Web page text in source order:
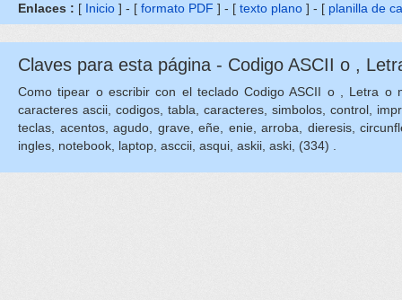
Enlaces : [ Inicio ] - [ formato PDF ] - [ texto plano ] - [ planilla de
Claves para esta página - Codigo ASCII o ,
Como tipear o escribir con el teclado Codigo ASCII o , Letra o
caracteres ascii, codigos, tabla, caracteres, simbolos, control,
teclas, acentos, agudo, grave, eñe, enie, arroba, dieresis,
ingles, notebook, laptop, asccii, asqui, askii, aski, (334) .